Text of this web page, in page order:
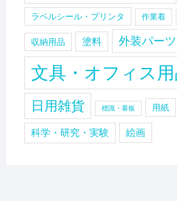
ラベルシール・プリンタ 作業着
収納用品 塗料 外装パーツ
文具・オフィス
日用雑貨 標識・看板 用紙
科学・研究・実験 絵画